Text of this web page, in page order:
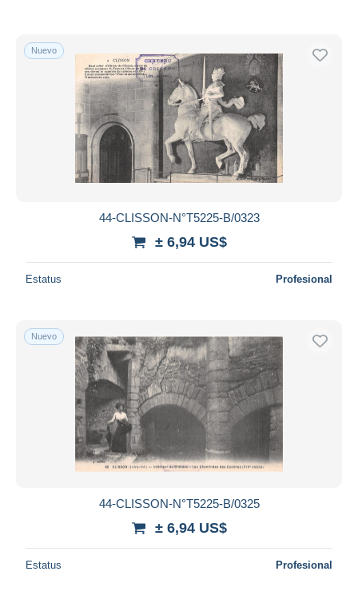
Nuevo
44-CLISSON-N°T5225-B/0323
± 6,94 US$
Estatus Profesional
Nuevo
44-CLISSON-N°T5225-B/0325
± 6,94 US$
Estatus Profesional